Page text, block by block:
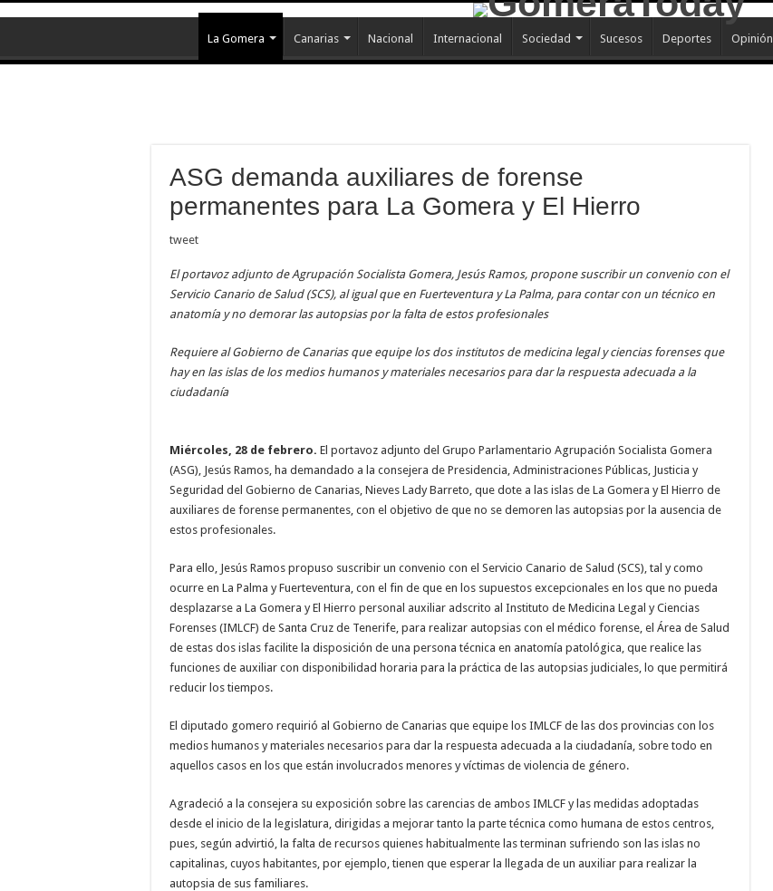
La Gomera Canarias Nacional Internacional Sociedad Sucesos Deportes Opinión
ASG demanda auxiliares de forense
permanentes para La Gomera y El Hierro
tweet
El portavoz adjunto de Agrupación Socialista Gomera, Jesús Ramos, propone suscribir un convenio con el
Servicio Canario de Salud (SCS), al igual que en Fuerteventura y La Palma, para contar con un técnico en
anatomía y no demorar las autopsias por la falta de estos profesionales
Requiere al Gobierno de Canarias que equipe los dos institutos de medicina legal y ciencias forenses que
hay en las islas de los medios humanos y materiales necesarios para dar la respuesta adecuada a la
ciudadanía
Miércoles, 28 de febrero. El portavoz adjunto del Grupo Parlamentario Agrupación Socialista Gomera
(ASG), Jesús Ramos, ha demandado a la consejera de Presidencia, Administraciones Públicas, Justicia y
Seguridad del Gobierno de Canarias, Nieves Lady Barreto, que dote a las islas de La Gomera y El Hierro de
auxiliares de forense permanentes, con el objetivo de que no se demoren las autopsias por la ausencia de
estos profesionales.
Para ello, Jesús Ramos propuso suscribir un convenio con el Servicio Canario de Salud (SCS), tal y como
ocurre en La Palma y Fuerteventura, con el fin de que en los supuestos excepcionales en los que no pueda
desplazarse a La Gomera y El Hierro personal auxiliar adscrito al Instituto de Medicina Legal y Ciencias
Forenses (IMLCF) de Santa Cruz de Tenerife, para realizar autopsias con el médico forense, el Área de Salud
de estas dos islas facilite la disposición de una persona técnica en anatomía patológica, que realice las
funciones de auxiliar con disponibilidad horaria para la práctica de las autopsias judiciales, lo que permitirá
reducir los tiempos.
El diputado gomero requirió al Gobierno de Canarias que equipe los IMLCF de las dos provincias con los
medios humanos y materiales necesarios para dar la respuesta adecuada a la ciudadanía, sobre todo en
aquellos casos en los que están involucrados menores y víctimas de violencia de género.
Agradeció a la consejera su exposición sobre las carencias de ambos IMLCF y las medidas adoptadas
desde el inicio de la legislatura, dirigidas a mejorar tanto la parte técnica como humana de estos centros,
pues, según advirtió, la falta de recursos quienes habitualmente las terminan sufriendo son las islas no
capitalinas, cuyos habitantes, por ejemplo, tienen que esperar la llegada de un auxiliar para realizar la
autopsia de sus familiares.